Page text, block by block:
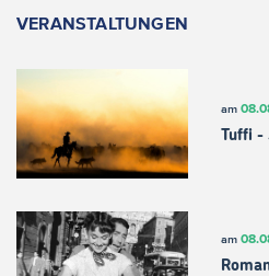
VERANSTALTUNGEN
am
Tuffi -
am